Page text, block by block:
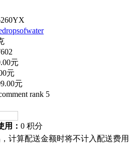
元
元
元
用： 0 积分
计算配送金额时将不计入配送费用